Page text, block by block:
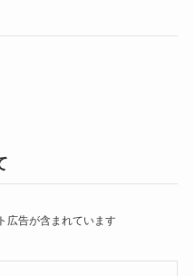
広告が含まれています